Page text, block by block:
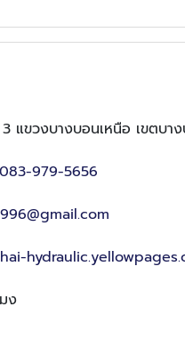
แขวงบางบอนเหนือ เขตบา
083-979-5656
ง